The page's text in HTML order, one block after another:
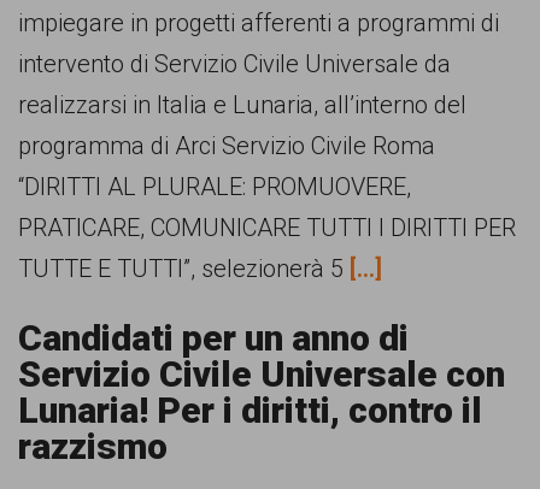
impiegare in progetti afferenti a programmi di
intervento di Servizio Civile Universale da
realizzarsi in Italia e Lunaria, all’interno del
programma di Arci Servizio Civile Roma
“DIRITTI AL PLURALE: PROMUOVERE,
PRATICARE, COMUNICARE TUTTI I DIRITTI PER
TUTTE E TUTTI”, selezionerà 5 [...]
Candidati per un anno di
Servizio Civile Universale con
Lunaria! Per i diritti, contro il
razzismo